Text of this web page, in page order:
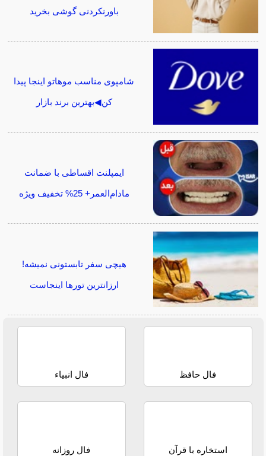
باورنکردنی گوشی بخرید
شامپوی مناسب موهاتو اینجا پیدا
کن◀بهترین برند بازار
ایمپلنت اقساطی با ضمانت
مادام‌العمر+ 25% تخفیف ویژه
هیچی سفر تابستونی نمیشه!
ارزانترین تورها اینجاست
فال حافظ فال انبیاء
استخاره با قرآن فال روزانه